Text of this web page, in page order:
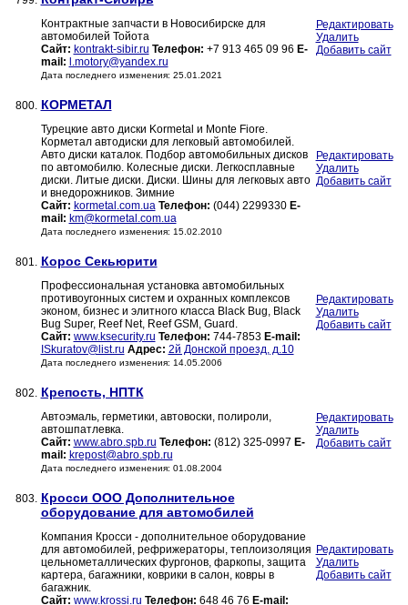
Контрактные запчасти в Новосибирске для
автомобилей Тойота
Сайт: kontrakt-sibir.ru Телефон: +7 913 465 09 96 E-
mail: l.motory@yandex.ru
Дата последнего изменения: 25.01.2021
Редактировать
Удалить
Добавить сайт
800. КОРМЕТАЛ
Турецкие авто диски Kormetal и Monte Fiore.
Корметал автодиски для легковый автомобилей.
Авто диски каталок. Подбор автомобильных дисков
по автомобилю. Колесные диски. Легкосплавные
диски. Литые диски. Диски. Шины для легковых авто
и внедорожников. Зимние
Сайт: kormetal.com.ua Телефон: (044) 2299330 E-
mail: km@kormetal.com.ua
Дата последнего изменения: 15.02.2010
Редактировать
Удалить
Добавить сайт
801. Корос Секьюрити
Профессиональная установка автомобильных
противоугонных систем и охранных комплексов
эконом, бизнес и элитного класса Black Bug, Black
Bug Super, Reef Net, Reef GSM, Guard.
Сайт: www.ksecurity.ru Телефон: 744-7853 E-mail:
ISkuratov@list.ru Адрес: 2й Донской проезд, д.10
Дата последнего изменения: 14.05.2006
Редактировать
Удалить
Добавить сайт
802. Крепость, НПТК
Автоэмаль, герметики, автовоски, полироли,
автошпатлевка.
Сайт: www.abro.spb.ru Телефон: (812) 325-0997 E-
mail: krepost@abro.spb.ru
Дата последнего изменения: 01.08.2004
Редактировать
Удалить
Добавить сайт
803. Кросси ООО Дополнительное
оборудование для автомобилей
Компания Кросси - дополнительное оборудование
для автомобилей, рефрижераторы, теплоизоляция
цельнометаллических фургонов, фаркопы, защита
картера, багажники, коврики в салон, ковры в
багажник.
Сайт: www.krossi.ru Телефон: 648 46 76 E-mail:
Редактировать
Удалить
Добавить сайт